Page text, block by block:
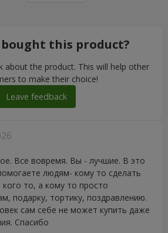
Все вовремя. Вы - лучшие. В это
людям- кому то сделать
то, а кому то просто
подарку, тортику, поздравлению.
сам себе не может купить даже
Спасибо
bought this product?
about the product. This will help other
to make their choice!
Leave feedback